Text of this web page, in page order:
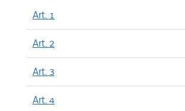
Art. 1
Art. 2
Art. 3
Art. 4